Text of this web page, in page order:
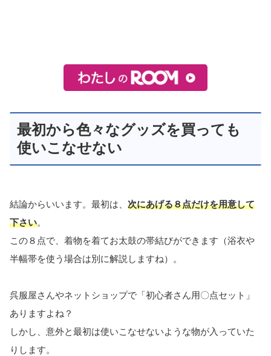
最初から色々なグッズを買っても
使いこなせない
結論からいいます。最初は、 次にあげる８点だけを用意して
下さい。
この８点で、着物を着てお太鼓の帯結びができます（浴衣や
半幅帯を使う場合は別に解説しますね）。
呉服屋さんやネットショップで「初心者さん用〇点セット」
ありますよね？
しかし、意外と最初は使いこなせないような物が入っていた
りします。